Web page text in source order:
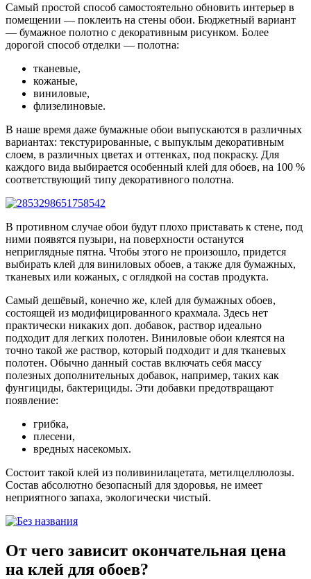
Самый простой способ самостоятельно обновить интерьер в
помещении — поклеить на стены обои. Бюджетный вариант
— бумажное полотно с декоративным рисунком. Более
дорогой способ отделки — полотна:
тканевые,
кожаные,
виниловые,
флизелиновые.
В наше время даже бумажные обои выпускаются в различных
вариантах: текстурированные, с выпуклым декоративным
слоем, в различных цветах и оттенках, под покраску. Для
каждого вида выбирается особенный клей для обоев, на 100 %
соответствующий типу декоративного полотна.
В противном случае обои будут плохо приставать к стене, под
ними появятся пузыри, на поверхности останутся
неприглядные пятна. Чтобы этого не произошло, придется
выбирать клей для виниловых обоев, а также для бумажных,
тканевых или кожаных, с оглядкой на состав продукта.
Самый дешёвый, конечно же, клей для бумажных обоев,
состоящей из модифицированного крахмала. Здесь нет
практически никаких доп. добавок, раствор идеально
подходит для легких полотен. Виниловые обои клеятся на
точно такой же раствор, который подходит и для тканевых
полотен. Обычно данный состав включать себя массу
полезных дополнительных добавок, например, таких как
фунгициды, бактерициды. Эти добавки предотвращают
появление:
грибка,
плесени,
вредных насекомых.
Состоит такой клей из поливинилацетата, метилцеллюлозы.
Состав абсолютно безопасный для здоровья, не имеет
неприятного запаха, экологически чистый.
От чего зависит окончательная цена
на клей для обоев?